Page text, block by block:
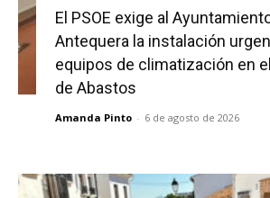
El PSOE exige al
Antequera la instalación
equipos de climatización en
de Abastos
Amanda Pinto - 6 de agosto de 2026